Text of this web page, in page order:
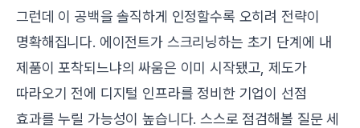
그런데 이 공백을 솔직하게 인정할수록 오히려 전략이
명확해집니다. 에이전트가 스크리닝하는 초기 단계에 내
제품이 포착되느냐의 싸움은 이미 시작됐고, 제도가
따라오기 전에 디지털 인프라를 정비한 기업이 선점
효과를 누릴 가능성이 높습니다. 스스로 점검해볼 질문 세